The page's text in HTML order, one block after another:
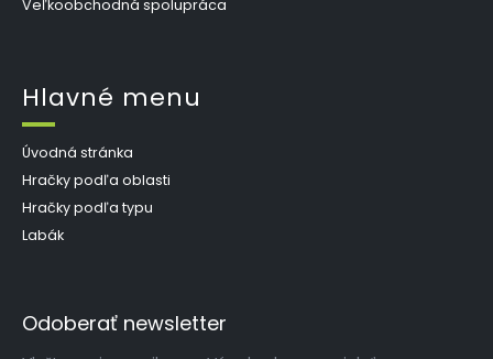
Veľkoobchodná spolupráca
Hlavné menu
Úvodná stránka
Hračky podľa oblasti
Hračky podľa typu
Labák
Odoberať newsletter